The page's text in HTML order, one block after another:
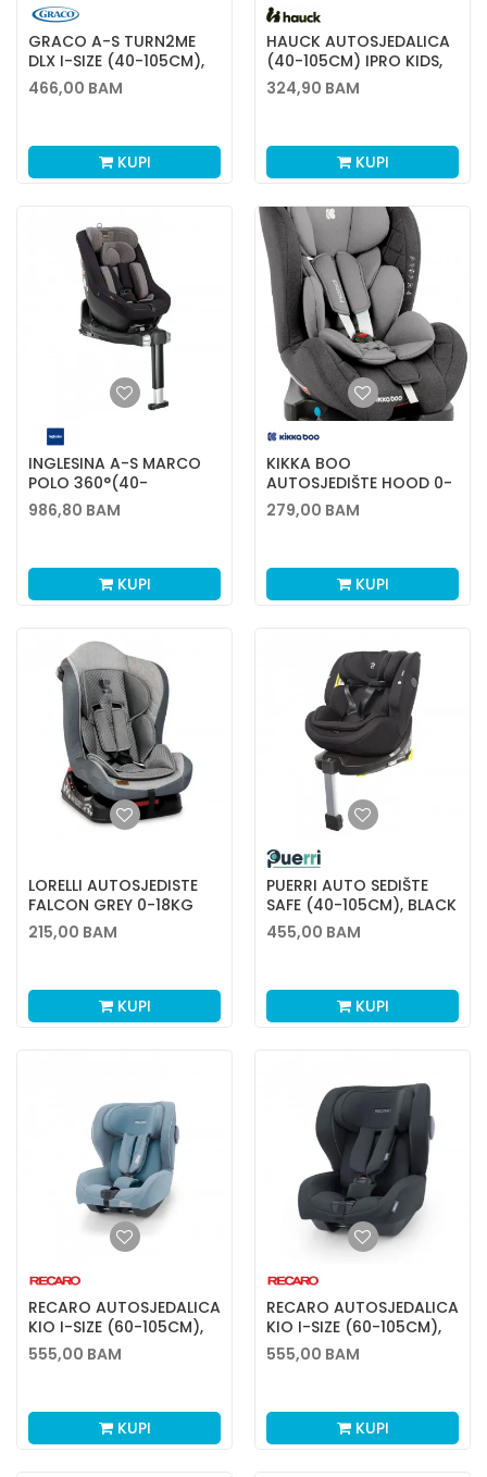
GRACO A-S TURN2ME
DLX I-SIZE (40-105CM),
MIDNIGHT
466,00 BAM
KUPI
HAUCK AUTOSJEDALICA
(40-105CM) IPRO KIDS,
CAVIAR
324,90 BAM
KUPI
INGLESINA A-S MARCO
POLO 360°(40-
105CM),VULCANBLCK
986,80 BAM
KUPI
KIKKA BOO
AUTOSJEDIŠTE HOOD 0-
25KG SIVO
279,00 BAM
KUPI
LORELLI AUTOSJEDISTE
FALCON GREY 0-18KG
215,00 BAM
KUPI
PUERRI AUTO SEDIŠTE
SAFE (40-105CM), BLACK
455,00 BAM
KUPI
RECARO AUTOSJEDALICA
KIO I-SIZE (60-105CM),
FROZEN BLUE
555,00 BAM
KUPI
RECARO AUTOSJEDALICA
KIO I-SIZE (60-105CM),
NIGHT BLACK
555,00 BAM
KUPI